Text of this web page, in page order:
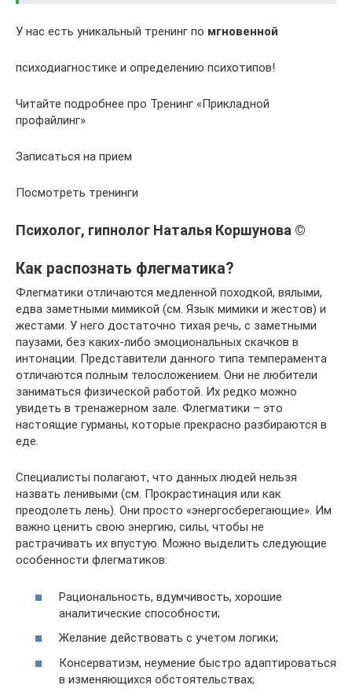
У нас есть уникальный тренинг по мгновенной
психодиагностике и определению психотипов!
Читайте подробнее про Тренинг «Прикладной
профайлинг»
Записаться на прием
Посмотреть тренинги
Психолог, гипнолог Наталья Коршунова ©
Как распознать флегматика?
Флегматики отличаются медленной походкой, вялыми,
едва заметными мимикой (см. Язык мимики и жестов) и
жестами. У него достаточно тихая речь, с заметными
паузами, без каких-либо эмоциональных скачков в
интонации. Представители данного типа темперамента
отличаются полным телосложением. Они не любители
заниматься физической работой. Их редко можно
увидеть в тренажерном зале. Флегматики – это
настоящие гурманы, которые прекрасно разбираются в
еде.
Специалисты полагают, что данных людей нельзя
назвать ленивыми (см. Прокрастинация или как
преодолеть лень). Они просто «энергосберегающие». Им
важно ценить свою энергию, силы, чтобы не
растрачивать их впустую. Можно выделить следующие
особенности флегматиков:
Рациональность, вдумчивость, хорошие
аналитические способности;
Желание действовать с учетом логики;
Консерватизм, неумение быстро адаптироваться
в изменяющихся обстоятельствах;